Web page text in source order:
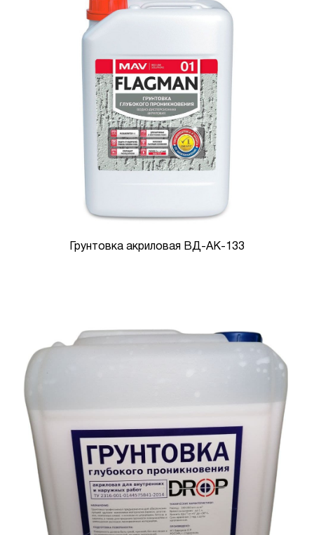
Грунтовка акриловая ВД-АК-133